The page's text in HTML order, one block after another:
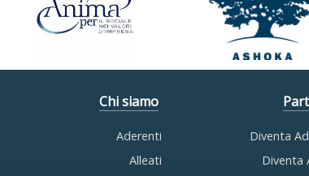
Chi siamo
Aderenti
Alleati
Diventa
Diventa